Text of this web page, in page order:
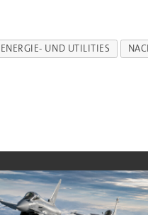
ENERGIE- UND UTILITIES